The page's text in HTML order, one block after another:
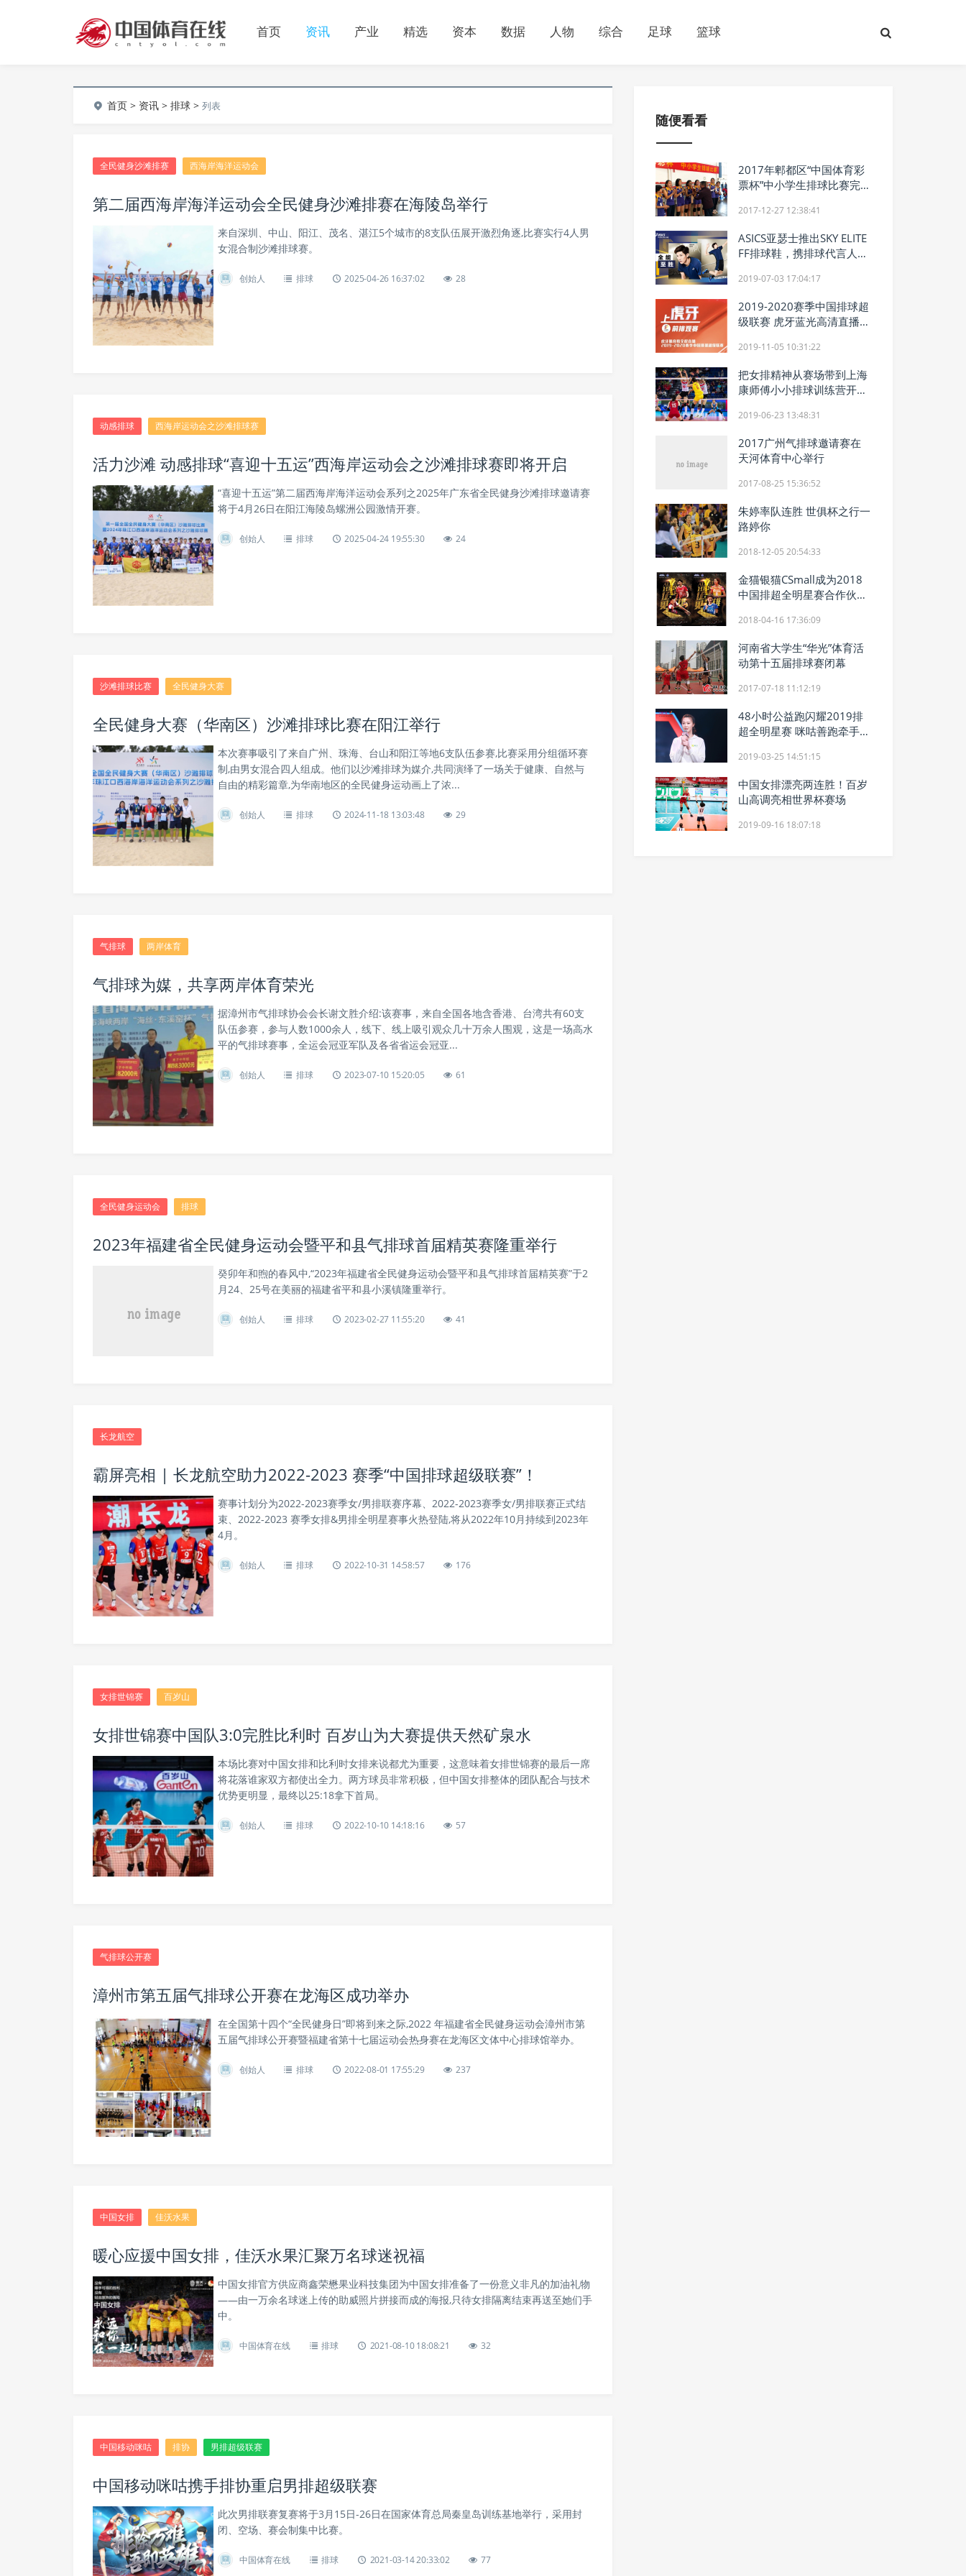
首页 资讯 产业 精选 资本 数据 人物 综合 足球 篮球
首页 > 资讯 >排球 >列表
全民健身沙滩排赛 西海岸海洋运动会
第二届西海岸海洋运动会全民健身沙滩排赛在海陵岛举行
来自深圳、中山、阳江、茂名、湛江5个城市的8支队伍展开激烈角逐,比赛实行4人男
女混合制沙滩排球赛。
创始人 排球 2025-04-26 16:37:02 28
动感排球 西海岸运动会之沙滩排球赛
活力沙滩 动感排球“喜迎十五运”西海岸运动会之沙滩排球赛即将开启
“喜迎十五运”第二届西海岸海洋运动会系列之2025年广东省全民健身沙滩排球邀请赛
将于4月26日在阳江海陵岛螺洲公园激情开赛。
创始人 排球 2025-04-24 19:55:30 24
沙滩排球比赛 全民健身大赛
全民健身大赛（华南区）沙滩排球比赛在阳江举行
本次赛事吸引了来自广州、珠海、台山和阳江等地6支队伍参赛,比赛采用分组循环赛
制,由男女混合四人组成。他们以沙滩排球为媒介,共同演绎了一场关于健康、自然与
自由的精彩篇章,为华南地区的全民健身运动画上了浓...
创始人 排球 2024-11-18 13:03:48 29
气排球 两岸体育
气排球为媒，共享两岸体育荣光
据漳州市气排球协会会长谢文胜介绍:该赛事，来自全国各地含香港、台湾共有60支
队伍参赛，参与人数1000余人，线下、线上吸引观众几十万余人围观，这是一场高水
平的气排球赛事，全运会冠亚军队及各省省运会冠亚...
创始人 排球 2023-07-10 15:20:05 61
全民健身运动会 排球
2023年福建省全民健身运动会暨平和县气排球首届精英赛隆重举行
癸卯年和煦的春风中,“2023年福建省全民健身运动会暨平和县气排球首届精英赛”于2
月24、25号在美丽的福建省平和县小溪镇隆重举行。
创始人 排球 2023-02-27 11:55:20 41
长龙航空
霸屏亮相 | 长龙航空助力2022-2023 赛季“中国排球超级联赛”！
赛事计划分为2022-2023赛季女/男排联赛序幕、2022-2023赛季女/男排联赛正式结
束、2022-2023 赛季女排&男排全明星赛事火热登陆,将从2022年10月持续到2023年
4月。
创始人 排球 2022-10-31 14:58:57 176
女排世锦赛 百岁山
女排世锦赛中国队3:0完胜比利时 百岁山为大赛提供天然矿泉水
本场比赛对中国女排和比利时女排来说都尤为重要，这意味着女排世锦赛的最后一席
将花落谁家双方都使出全力。两方球员非常积极，但中国女排整体的团队配合与技术
优势更明显，最终以25:18拿下首局。
创始人 排球 2022-10-10 14:18:16 57
气排球公开赛
漳州市第五届气排球公开赛在龙海区成功举办
在全国第十四个“全民健身日”即将到来之际,2022 年福建省全民健身运动会漳州市第
五届气排球公开赛暨福建省第十七届运动会热身赛在龙海区文体中心排球馆举办。
创始人 排球 2022-08-01 17:55:29 237
中国女排 佳沃水果
暖心应援中国女排，佳沃水果汇聚万名球迷祝福
中国女排官方供应商鑫荣懋果业科技集团为中国女排准备了一份意义非凡的加油礼物
——由一万余名球迷上传的助威照片拼接而成的海报,只待女排隔离结束再送至她们手
中。
中国体育在线 排球 2021-08-10 18:08:21 32
中国移动咪咕 排协 男排超级联赛
中国移动咪咕携手排协重启男排超级联赛
此次男排联赛复赛将于3月15日-26日在国家体育总局秦皇岛训练基地举行，采用封
闭、空场、赛会制集中比赛。
中国体育在线 排球 2021-03-14 20:33:02 77
随便看看
2017年郫都区“中国体育彩
票杯”中小学生排球比赛完美
2017-12-27 12:38:41
ASICS亚瑟士推出SKY ELITE
FF排球鞋，携排球代言人江
2019-07-03 17:04:17
2019-2020赛季中国排球超
级联赛 虎牙蓝光高清直播助
2019-11-05 10:31:22
把女排精神从赛场带到上海
康师傅小小排球训练营开营
2019-06-23 13:48:31
2017广州气排球邀请赛在
天河体育中心举行
2017-08-25 15:36:52
朱婷率队连胜 世俱杯之行一
路婷你
2018-12-05 20:54:33
金猫银猫CSmall成为2018
中国排超全明星赛合作伙
2018-04-16 17:36:09
河南省大学生“华光”体育活
动第十五届排球赛闭幕
2017-07-18 11:12:19
48小时公益跑闪耀2019排
超全明星赛 咪咕善跑牵手惠
2019-03-25 14:51:15
中国女排漂亮两连胜！百岁
山高调亮相世界杯赛场
2019-09-16 18:07:18